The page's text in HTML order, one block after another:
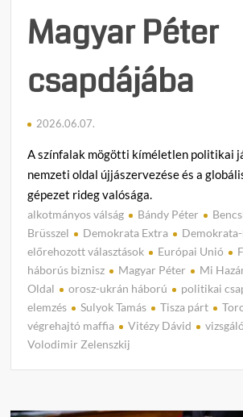
Magyar Péter
csapdájába
2026.06.07.
A színfalak mögötti kíméletlen politikai
nemzeti oldal újjászervezése és a
gépezet rideg valósága.
alkotmányos válság Bándy Péter
Brüsszel
Demokrata Extra
előrehozott választások
Európai Unió
háborús biznisz
Magyar Péter Mi
Oldal
orosz-ukrán háború politikai
elemzés
Sulyok Tamás Tisza párt
végrehajtó maffia
Vitézy Dávid
Volodimir Zelenszkij